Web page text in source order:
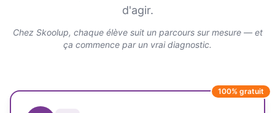
d'agir.
Chez Skoolup, chaque élève suit un parcours sur mesure — et
ça commence par un vrai diagnostic.
100% gratuit